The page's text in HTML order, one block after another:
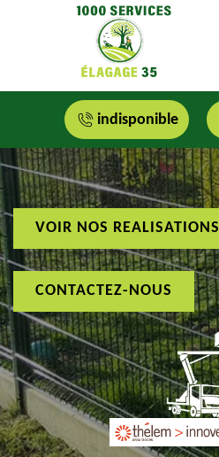
indisponible
VOIR NOS REALISATIONS
CONTACTEZ-NOUS